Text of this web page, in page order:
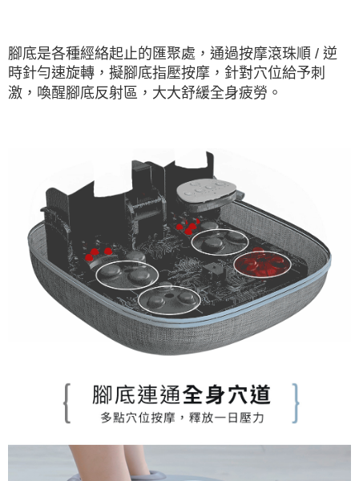
腳底是各種經絡起止的匯聚處，通過按摩滾珠順 / 逆
時針勻速旋轉，擬腳底指壓按摩，針對穴位給予刺
激，喚醒腳底反射區，大大舒緩全身疲勞。